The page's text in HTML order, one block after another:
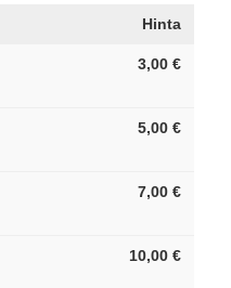
Hinta
3,00 €
5,00 €
7,00 €
10,00 €